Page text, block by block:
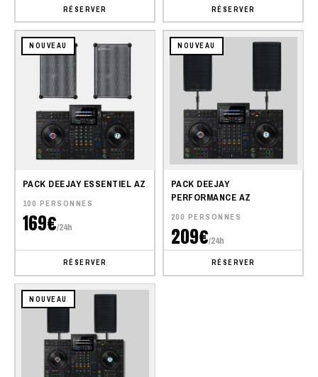
RÉSERVER RÉSERVER
NOUVEAU
PACK DEEJAY ESSENTIEL AZ
100 PERSONNES
169€/24h
RÉSERVER
NOUVEAU
PACK DEEJAY
PERFORMANCE AZ
200 PERSONNES
209€/24h
RÉSERVER
NOUVEAU